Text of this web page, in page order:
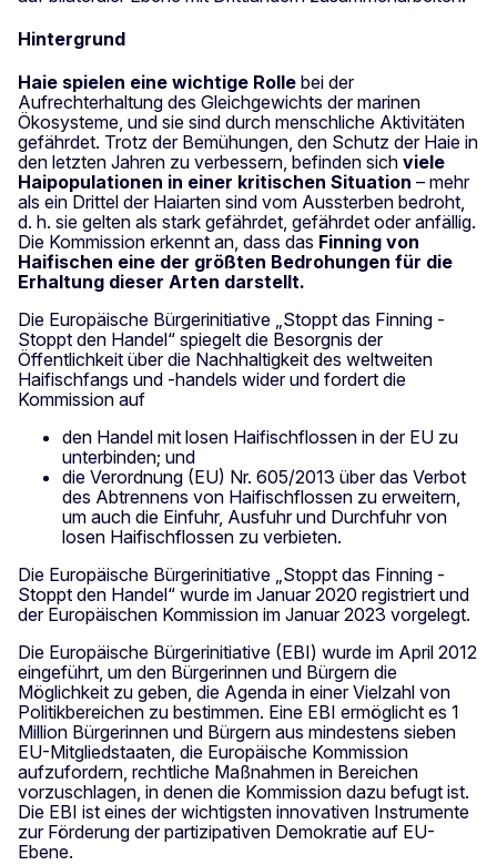
Hintergrund
Haie spielen eine wichtige Rolle bei der
Aufrechterhaltung des Gleichgewichts der marinen
Ökosysteme, und sie sind durch menschliche Aktivitäten
gefährdet. Trotz der Bemühungen, den Schutz der Haie in
den letzten Jahren zu verbessern, befinden sich viele
Haipopulationen in einer kritischen Situation – mehr
als ein Drittel der Haiarten sind vom Aussterben bedroht,
d. h. sie gelten als stark gefährdet, gefährdet oder anfällig.
Die Kommission erkennt an, dass das Finning von
Haifischen eine der größten Bedrohungen für die
Erhaltung dieser Arten darstellt.
Die Europäische Bürgerinitiative „Stoppt das Finning -
Stoppt den Handel“ spiegelt die Besorgnis der
Öffentlichkeit über die Nachhaltigkeit des weltweiten
Haifischfangs und -handels wider und fordert die
Kommission auf
den Handel mit losen Haifischflossen in der EU zu
unterbinden; und
die Verordnung (EU) Nr. 605/2013 über das Verbot
des Abtrennens von Haifischflossen zu erweitern,
um auch die Einfuhr, Ausfuhr und Durchfuhr von
losen Haifischflossen zu verbieten.
Die Europäische Bürgerinitiative „Stoppt das Finning -
Stoppt den Handel“ wurde im Januar 2020 registriert und
der Europäischen Kommission im Januar 2023 vorgelegt.
Die Europäische Bürgerinitiative (EBI) wurde im April 2012
eingeführt, um den Bürgerinnen und Bürgern die
Möglichkeit zu geben, die Agenda in einer Vielzahl von
Politikbereichen zu bestimmen. Eine EBI ermöglicht es 1
Million Bürgerinnen und Bürgern aus mindestens sieben
EU-Mitgliedstaaten, die Europäische Kommission
aufzufordern, rechtliche Maßnahmen in Bereichen
vorzuschlagen, in denen die Kommission dazu befugt ist.
Die EBI ist eines der wichtigsten innovativen Instrumente
zur Förderung der partizipativen Demokratie auf EU-
Ebene.